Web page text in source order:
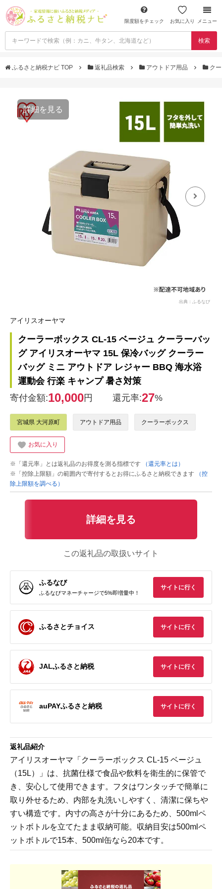
限度額をチェック お気に入り メニュー
検索
ふるさと納税ナビ TOP 返礼品検索 アウトドア用品 クー
詳細を見る
出典：ふるなび
アイリスオーヤマ
クーラーボックス CL-15 ベージュ クーラーバッ
グ アイリスオーヤマ 15L 保冷バッグ クーラー
バッグ ミニ アウトドア レジャー BBQ 海水浴
運動会 行楽 キャンプ 暑さ対策
寄付金額:10,000円 還元率:27%
宮城県 大河原町 アウトドア用品 クーラーボックス
お気に入り
※「還元率」とは返礼品のお得度を測る指標です
（還元率とは）
※「控除上限額」の範囲内で寄付するとお得にふるさと納税できます
（控
除上限額を調べる）
詳細を見る
この返礼品の取扱いサイト
ふるなび
ふるなびマネーチャージで5%即増量中！
サイトに行く
ふるさとチョイス サイトに行く
JALふるさと納税 サイトに行く
auPAYふるさと納税 サイトに行く
返礼品紹介
アイリスオーヤマ「クーラーボックス CL-15 ベージュ
（15L）」は、抗菌仕様で食品や飲料を衛生的に保管で
き、安心して使用できます。フタはワンタッチで簡単に
取り外せるため、内部を丸洗いしやすく、清潔に保ちや
すい構造です。内寸の高さが十分にあるため、500mlペ
ットボトルを立てたまま収納可能。収納目安は500mlペ
ットボトルで15本、500ml缶なら20本です。